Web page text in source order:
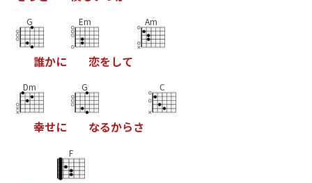
G
誰かに
Em
恋をして
Am
Dm
幸せに
G
なるからさ
C
F